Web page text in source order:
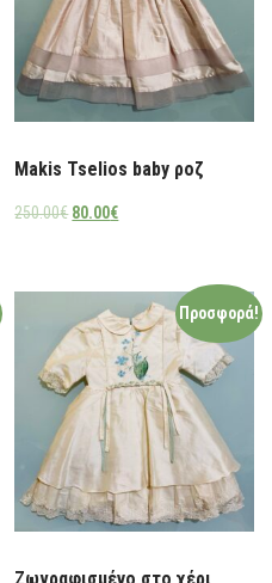
Makis Tselios baby ροζ
250.00€ 80.00€
Προσφορά!